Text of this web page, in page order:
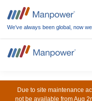
We’ve always been global, now
Due to site maintenance
not be available from Aug